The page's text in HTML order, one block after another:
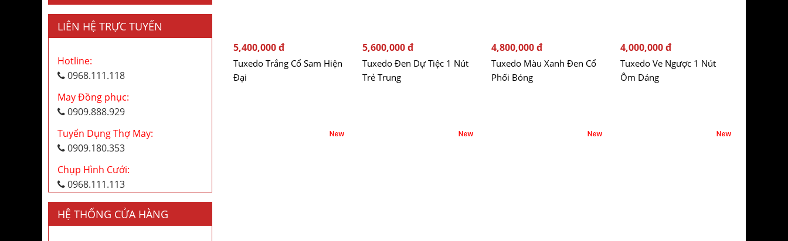
5,400,000 đ
Tuxedo Trắng Cổ Sam Hiện
Đại
5,600,000 đ
Tuxedo Đen Dự Tiệc 1 Nút
Trẻ Trung
4,800,000 đ
Tuxedo Màu Xanh Đen Cổ
Phối Bóng
4,000,000 đ
Tuxedo Ve Ngược 1 Nút
Ôm Dáng
LIÊN HỆ TRỰC TUYẾN
Hotline:
0968.111.118
May Đồng phục:
0909.888.929
Tuyển Dụng Thợ May:
0909.180.353
Chụp Hình Cưới:
0968.111.113
HỆ THỐNG CỬA HÀNG